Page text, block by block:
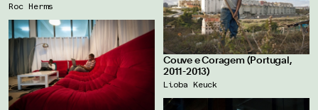
Roc Herms
Couve e Coragem (Portugal,
2011-2013)
Lioba Keuck